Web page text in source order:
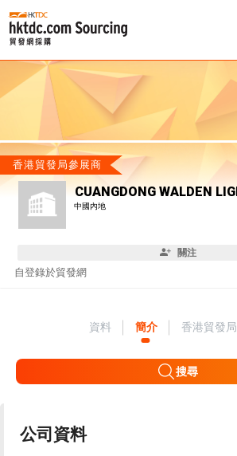
香港貿發局參展商
CUANGDONG WALDEN
中國內地
關注
自登錄於貿發網
資料 簡介 香港貿發
搜尋
公司資料